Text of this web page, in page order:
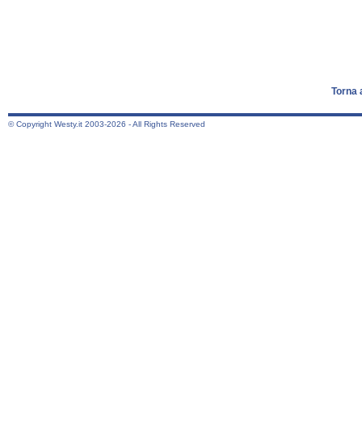
Torna
© Copyright Westy.it 2003-2026 - All Rights Reserved